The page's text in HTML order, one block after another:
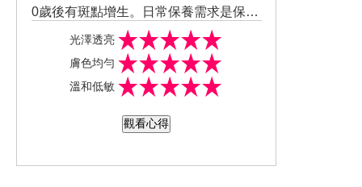
0歲後有斑點增生。日常保養需求是保濕
和亮白，購買保養品時，熱衷追求抗氧
化成分。使用C15縮時亮白抗氧精萃，1
5分鐘肌膚有感光亮。改善暗沉不均，快
速提升肌膚整體透亮度。使用方式潔顏
接擇一使用這兩款精華，最後上乳液／
氧精萃」，美白及抗氧化保養一次到
光澤透亮
膚色均勻
溫和低敏
觀看心得